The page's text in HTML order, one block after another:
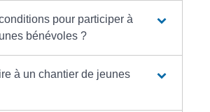
pour participer à
bénévoles ?
à un chantier de jeunes